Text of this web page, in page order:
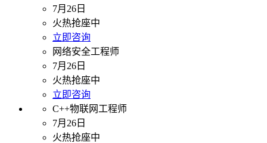
7月26日
火热抢座中
立即咨询
网络安全工程师
7月26日
火热抢座中
立即咨询
C++物联网工程师
7月26日
火热抢座中